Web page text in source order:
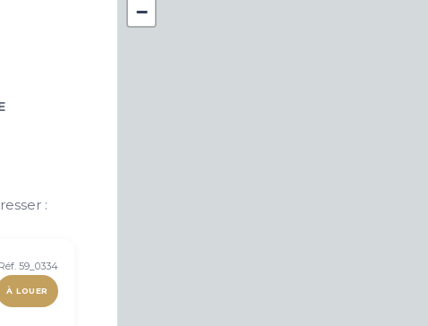
:
Réf. 59_0334
À LOUER
−